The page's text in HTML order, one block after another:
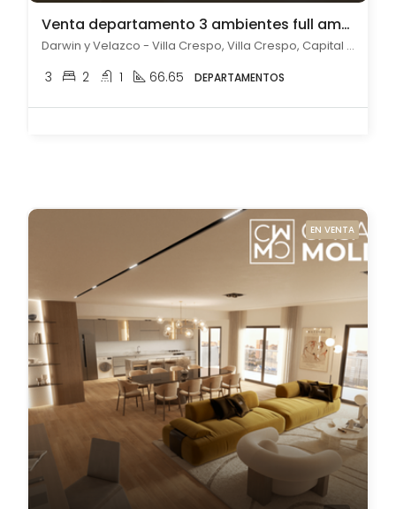
Venta departamento 3 ambientes full amenities en Villa Crespo
Darwin y Velazco - Villa Crespo, Villa Crespo, Capital Federal
3 2 1 66.65 DEPARTAMENTOS
EN VENTA